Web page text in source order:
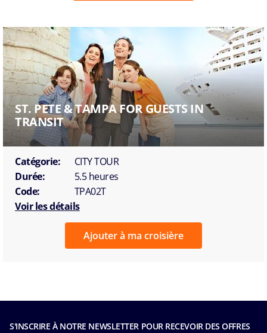
ST. PETE & TAMPA FOR GUESTS IN
TRANSIT
Catégorie:
CITY TOUR
Durée:
5.5 heures
Code:
TPA02T
Voir les détails
Ajouter à ma croisière
S'INSCRIRE À NOTRE NEWSLETTER POUR RECEVOIR DES OFFRES